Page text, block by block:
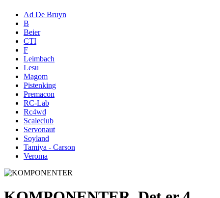
Ad De Bruyn
B
Beier
CTI
F
Leimbach
Lesu
Magom
Pistenking
Premacon
RC-Lab
Rc4wd
Scaleclub
Servonaut
Soyland
Tamiya - Carson
Veroma